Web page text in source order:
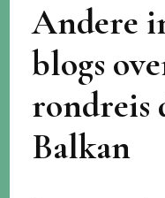
Andere
blogs
rondreis
Balkan